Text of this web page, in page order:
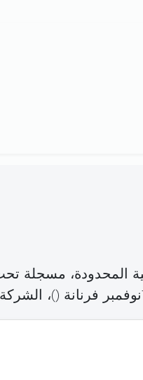
المحدودة، مسجلة
)،